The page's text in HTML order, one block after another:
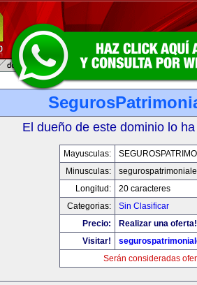
El dueño de este dominio lo
Mayusculas:
Minusculas:
Longitud:
20 caracteres
Categorias:
Sin Clasificar
Precio:
Realizar una oferta!
Visitar!
Serán consideradas